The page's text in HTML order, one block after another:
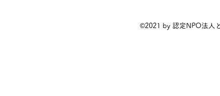
©2021 by 認定NPO法人